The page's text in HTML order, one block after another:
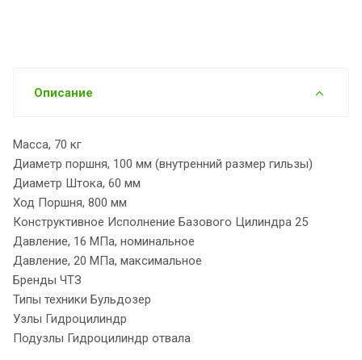
Описание
Масса, 70 кг
Диаметр поршня, 100 мм (внутренний размер гильзы)
Диаметр Штока, 60 мм
Ход Поршня, 800 мм
Конструктивное Исполнение Базового Цилиндра 25
Давление, 16 МПа, номинальное
Давление, 20 МПа, максимальное
Бренды ЧТЗ
Типы техники Бульдозер
Узлы Гидроцилиндр
Подузлы Гидроцилиндр отвала